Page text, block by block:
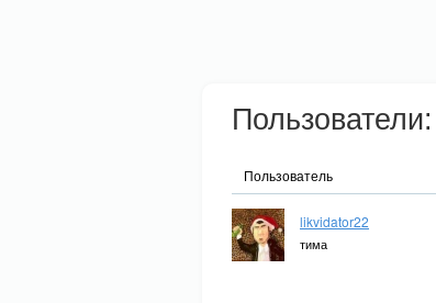
Пользователи:
Пользователь
likvidator22
тима